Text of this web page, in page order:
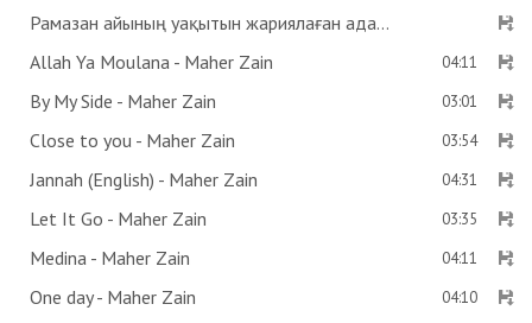
Рамазан айының уақытын жариялаған адам пейіштік деген хадис бар ма? - Абдусамат Қасым
Allah Ya Moulana - Maher Zain
04:11
By My Side - Maher Zain 03:01
Close to you - Maher Zain 03:54
Jannah (English) - Maher Zain 04:31
Let It Go - Maher Zain 03:35
Medina - Maher Zain 04:11
One day - Maher Zain 04:10